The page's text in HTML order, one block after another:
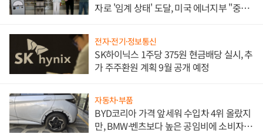
자로 '임계 상태' 도달, 미국 에너지부 "중요
전자·전기·정보통신
SK하이닉스 1주당 375원 현금배당 실시, 추
가 주주환원 계획 9월 공개 예정
자동차·부품
BYD코리아 가격 앞세워 수입차 4위 올랐지
만, BMW·벤츠보다 높은 공임비에 소비자